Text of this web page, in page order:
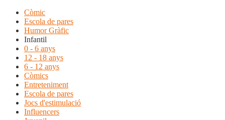
Còmic
Escola de pares
Humor Gràfic
Infantil
0 - 6 anys
12 - 18 anys
6 - 12 anys
Còmics
Entreteniment
Escola de pares
Jocs d'estimulació
Influencers